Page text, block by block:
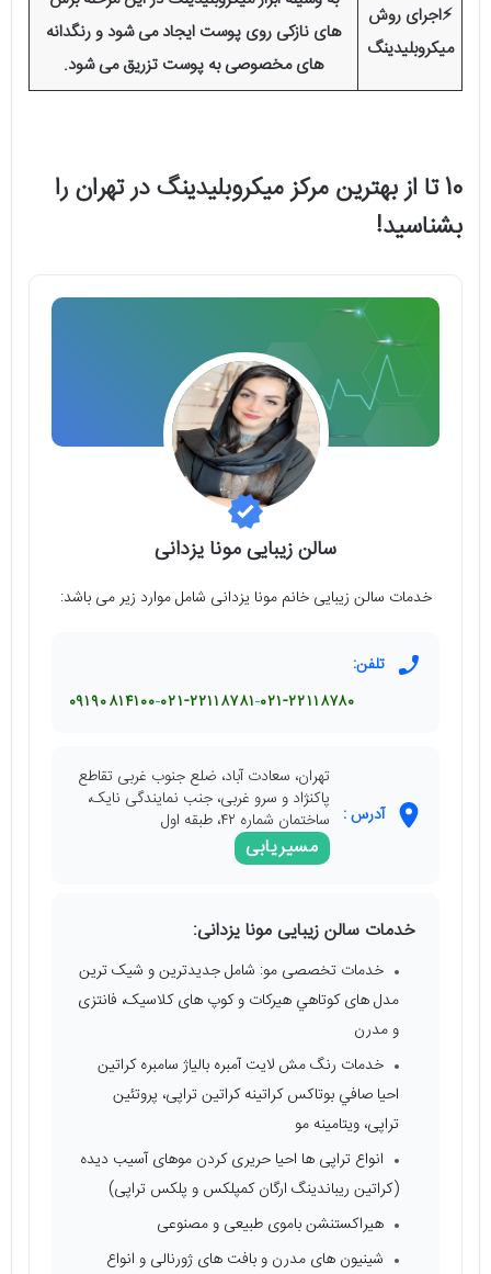
⚡اجرای روش
میکروبلیدینگ
های نازکی روی پوست ایجاد می شود و رنگدانه
های مخصوصی به پوست تزریق می شود.
10 تا از بهترین مرکز میکروبلیدینگ در تهران را
بشناسید!
سالن زیبایی مونا یزدانی
خدمات سالن زیبایی خانم مونا یزدانی شامل موارد زیر می باشد:
تلفن:
۰۲۱-۲۲۱۱۸۷۸۰ ۰۲۱-۲۲۱۱۸۷۸۱۰۹۱۹۰۸۱۴۱۰۰
آدرس :
تهران، سعادت آباد، ضلع جنوب غربی تقاطع
پاکنژاد و سرو غربی، جنب نمایندگی نایک،
ساختمان شماره ۴۲، طبقه اول
مسیریابی
خدمات سالن زیبایی مونا یزدانی:
خدمات تخصصی مو: شامل جدیدترین و شیک ترین
مدل های كوتاهي هیرکات و کوپ های کلاسیک، فانتزی
و مدرن
خدمات رنگ مش لايت آمبره بالياژ سامبره كراتين
احيا صافي بوتاكس كراتينه کراتین تراپی، پروتئین
تراپی، ویتامینه مو
انواع تراپی ها احیا حریری کردن موهای آسیب دیده
(کراتین ریباندینگ ارگان کمپلکس و پلکس تراپی)
هیراکستنشن باموی طبیعی و مصنوعی
شینیون های مدرن و بافت های ژورنالی و انواع